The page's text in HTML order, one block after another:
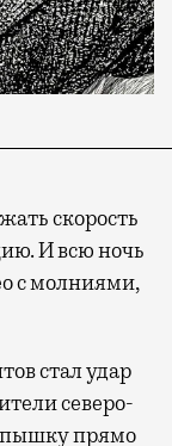
скорость
И всю ночь
с молниями,
стал удар
северо-
прямо